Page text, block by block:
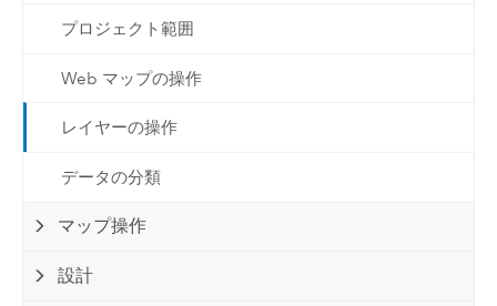
プロジェクト範囲
Web マップの操作
レイヤーの操作
データの分類
マップ操作
設計